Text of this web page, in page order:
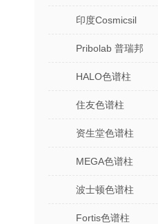
印度Cosmicsil
Pribolab 普瑞邦
HALO色谱柱
住友色谱柱
资生堂色谱柱
MEGA色谱柱
波士顿色谱柱
Fortis色谱柱